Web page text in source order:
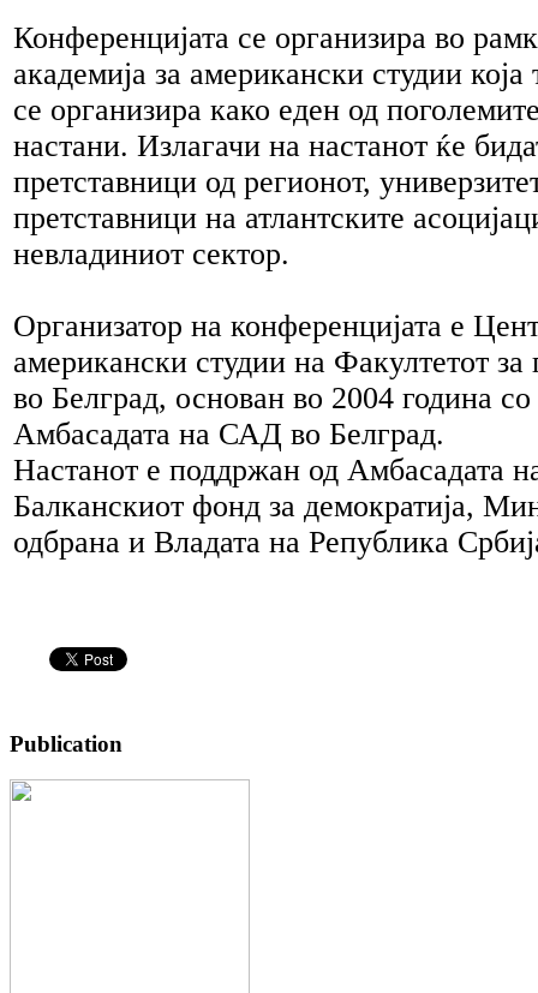
Конференцијата се организира во
академија за американски студии
се организира како еден од
настани. Излагачи на настанот ќе
претставници од регионот,
претставници на атлантските
невладиниот сектор.
Организатор на конференцијата е
американски студии на Факултетот
во Белград, основан во 2004 година
Амбасадата на САД во Белград.
Настанот е поддржан од Амбасадата
Балканскиот фонд за демократија,
одбрана и Владата на Република
Publication